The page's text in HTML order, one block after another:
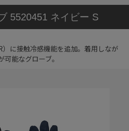
5520451 ネイビー S
）に接触冷感機能を追加。着用しなが
能なグローブ。